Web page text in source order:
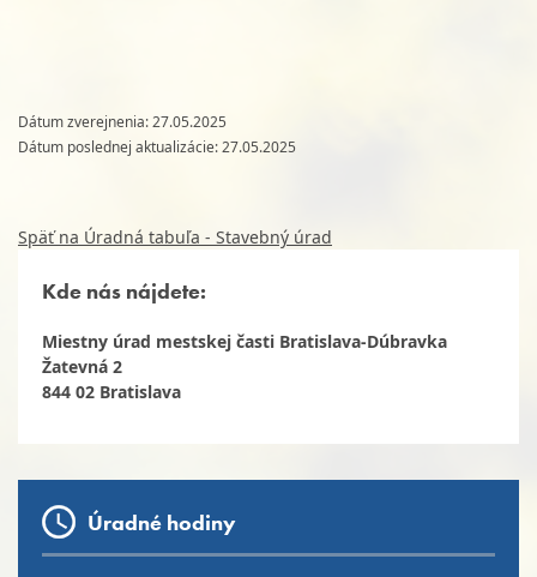
Dátum zverejnenia: 27.05.2025
Dátum poslednej aktualizácie: 27.05.2025
Späť na Úradná tabuľa - Stavebný úrad
Kde nás nájdete:
Miestny úrad mestskej časti Bratislava-Dúbravka
Žatevná 2
844 02 Bratislava
Úradné hodiny